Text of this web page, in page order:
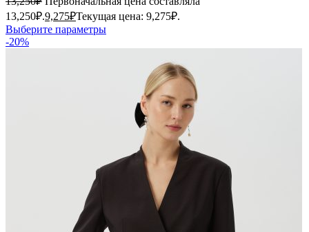
13,250₽.9,275₽Текущая цена: 9,275₽.
Выберите параметры
-20%